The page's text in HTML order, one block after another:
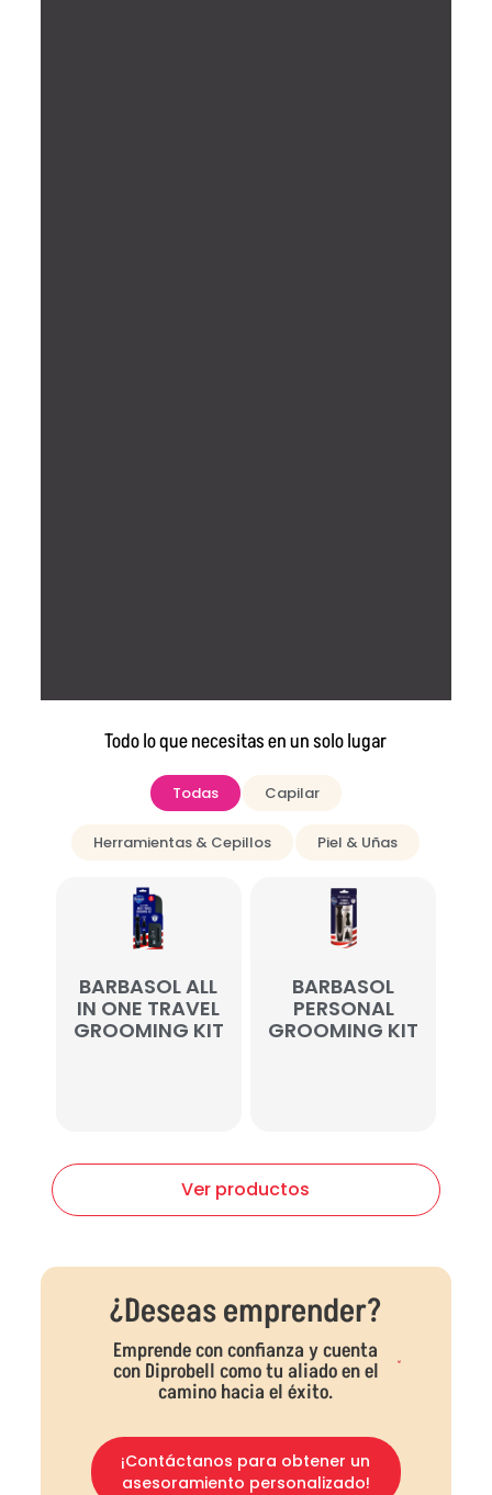
Todo lo que necesitas en un solo lugar
Todas Capilar
Herramientas & Cepillos Piel & Uñas
BARBASOL ALL
IN ONE TRAVEL
GROOMING KIT
BARBASOL
PERSONAL
GROOMING KIT
Ver productos
¿Deseas emprender?
Emprende con confianza y cuenta
con Diprobell como tu aliado en el
camino hacia el éxito.
¡Contáctanos para obtener un
asesoramiento personalizado!